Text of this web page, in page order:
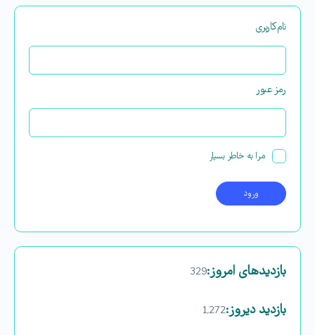
نام‌کاربری
رمز عبور
مرا به خاطر بسپار
بازدیدهای امروز:329
بازدید دیروز:1,272